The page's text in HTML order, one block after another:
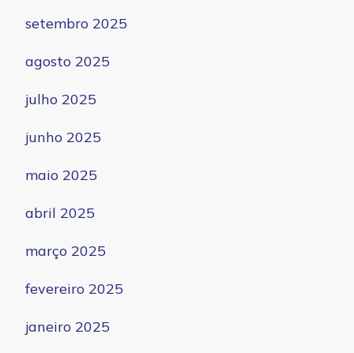
setembro 2025
agosto 2025
julho 2025
junho 2025
maio 2025
abril 2025
março 2025
fevereiro 2025
janeiro 2025